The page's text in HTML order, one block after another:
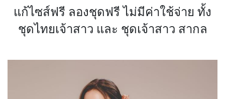
แก้ไซส์ฟรี ลองชุดฟรี ไม่มีค่าใช้จ่าย ทั้ง
ชุดไทยเจ้าสาว และ ชุดเจ้าสาว สากล